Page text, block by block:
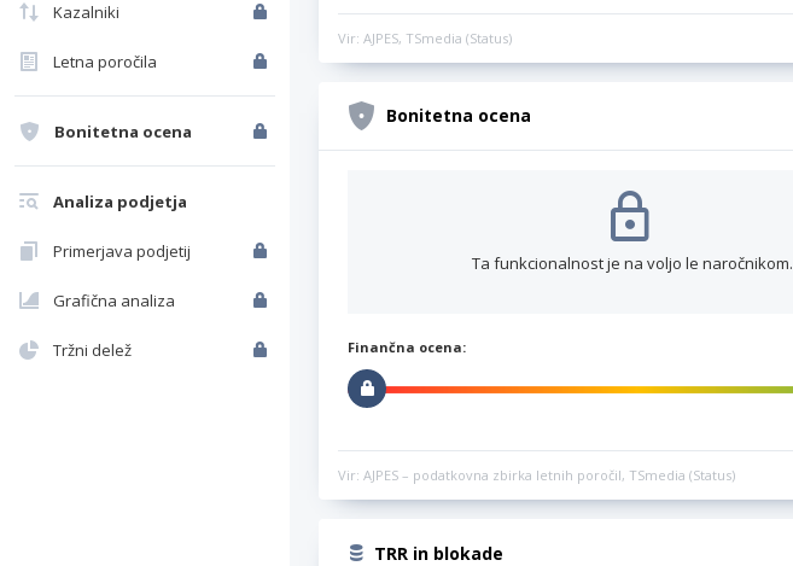
Kazalniki
Letna poročila
Bonitetna ocena
Analiza podjetja
Primerjava podjetij
Grafična analiza
Tržni delež
Vir: AJPES, TSmedia (Status)
Bonitetna ocena
Ta funkcionalnost je na voljo le naročnikom.
Finančna ocena:
Vir: AJPES – podatkovna zbirka letnih poročil, TSmedia (Status)
TRR in blokade